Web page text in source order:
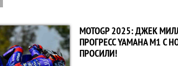
MOTOGP 2025: ДЖЕК
ПРОГРЕСС YAMAHA M1
ПРОСИЛИ!